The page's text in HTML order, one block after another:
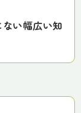
い幅広い知